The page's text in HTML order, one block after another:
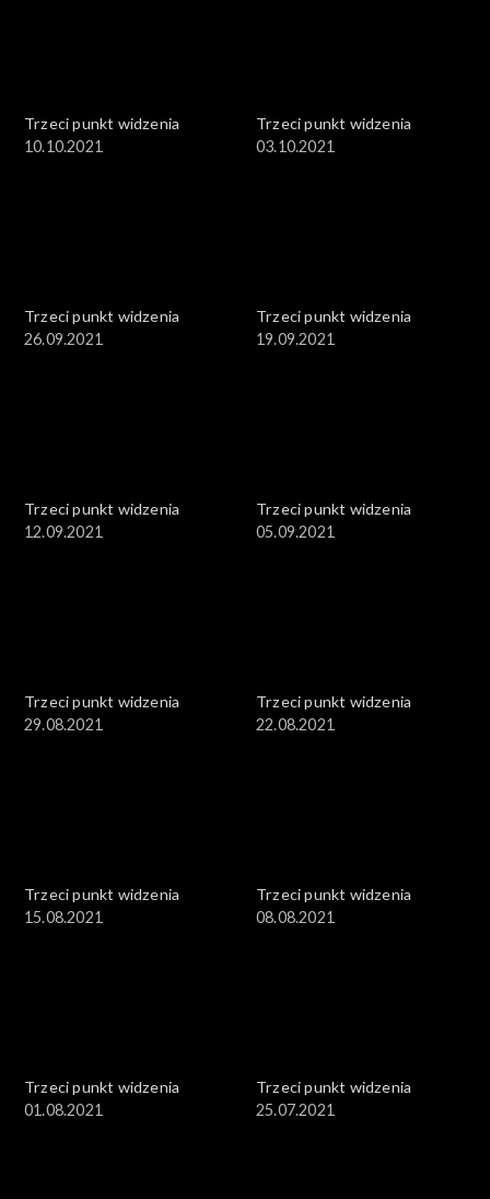
Trzeci punkt widzenia
10.10.2021
Trzeci punkt widzenia
03.10.2021
Trzeci punkt widzenia
26.09.2021
Trzeci punkt widzenia
19.09.2021
Trzeci punkt widzenia
12.09.2021
Trzeci punkt widzenia
05.09.2021
Trzeci punkt widzenia
29.08.2021
Trzeci punkt widzenia
22.08.2021
Trzeci punkt widzenia
15.08.2021
Trzeci punkt widzenia
08.08.2021
Trzeci punkt widzenia
01.08.2021
Trzeci punkt widzenia
25.07.2021